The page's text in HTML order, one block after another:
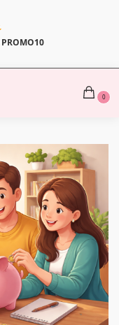
PROMO10
0